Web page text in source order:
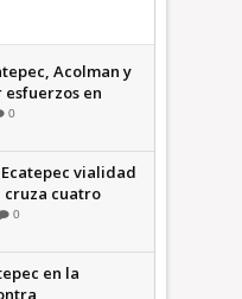
Acolman y
esfuerzos en
0
vialidad
cruza cuatro
0
en la